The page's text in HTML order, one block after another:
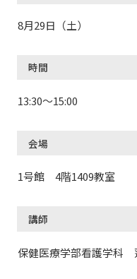
8月29日（土）
時間
13:30～15:00
会場
1号館 4階1409教室
講師
保健医療学部看護学科